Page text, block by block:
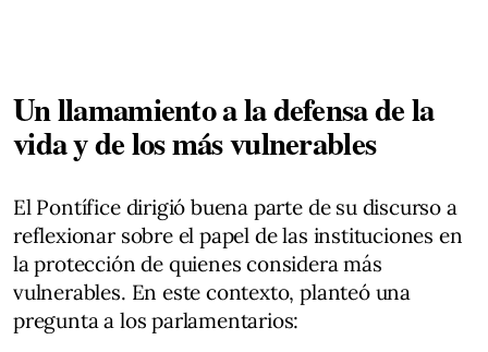
Un llamamiento a la defensa de la
vida y de los más vulnerables
El Pontífice dirigió buena parte de su discurso a
reflexionar sobre el papel de las instituciones en
la protección de quienes considera más
vulnerables. En este contexto, planteó una
pregunta a los parlamentarios: